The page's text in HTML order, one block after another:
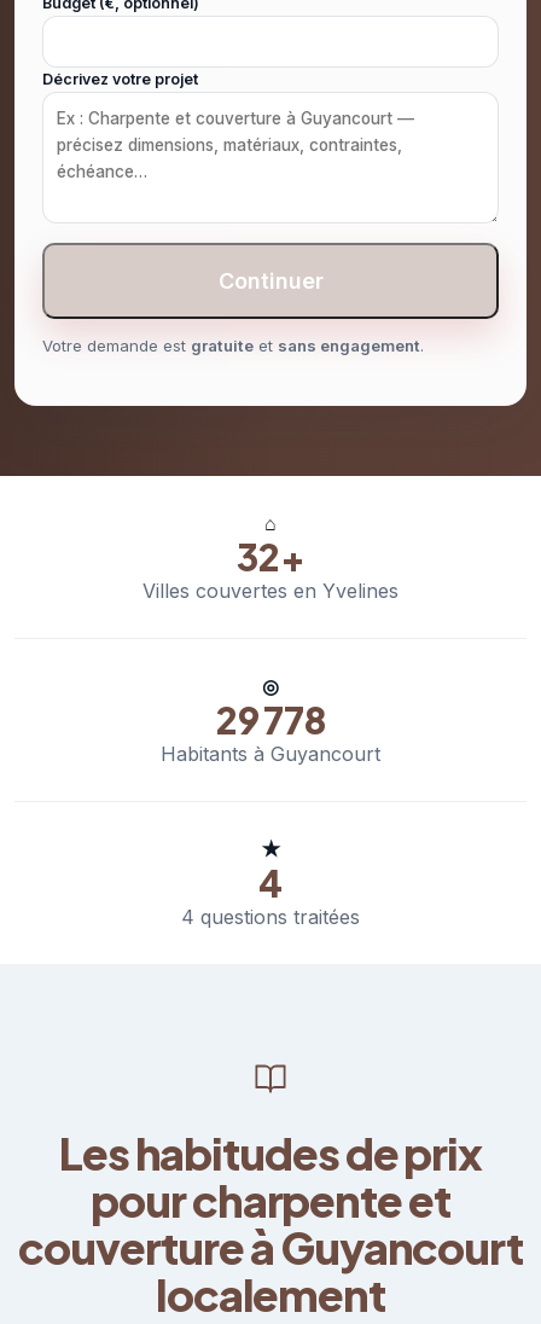
Décrivez votre projet
Continuer
Votre demande est gratuite et sans engagement.
⌂
32+
Villes couvertes en Yvelines
◎
29 778
Habitants à Guyancourt
★
4
4 questions traitées
Les habitudes de prix
pour charpente et
couverture à Guyancourt
localement